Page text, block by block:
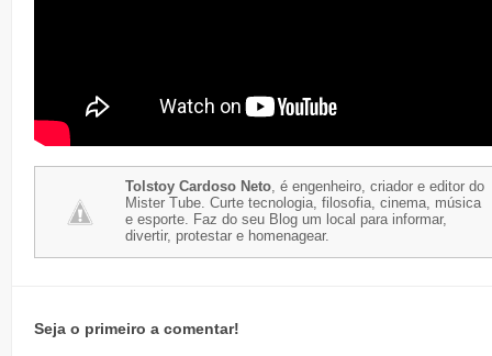
Tolstoy Cardoso Neto, é engenheiro, criador e editor do
Mister Tube. Curte tecnologia, filosofia, cinema, música
e esporte. Faz do seu Blog um local para informar,
divertir, protestar e homenagear.
Seja o primeiro a comentar!